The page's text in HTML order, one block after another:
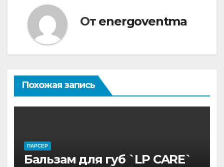
От energoventma
Похожая запись
ПАРСЕР
Бальзам для губ `LP CARE`